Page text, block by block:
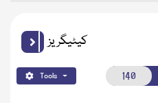
کیٹیگریز
Tools